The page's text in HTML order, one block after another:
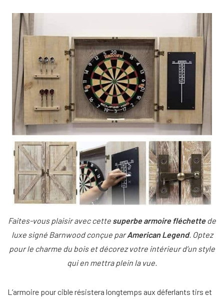
Faites-vous plaisir avec cette superbe armoire fléchettede
luxe signé Barnwood conçue parAmerican Legend. Optez
pour le charme du bois et décorez votre intérieur d’un style
qui en mettra plein la vue.
L’armoire pour cible résistera longtemps aux déferlants tirs et